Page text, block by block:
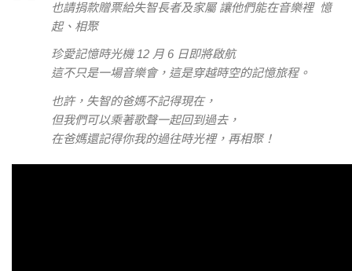
也請捐款贈票給失智長者及家屬 讓他們能在音樂裡 憶
起、相聚
珍愛記憶時光機 12 月 6 日即將啟航
這不只是一場音樂會，這是穿越時空的記憶旅程。
也許，失智的爸媽不記得現在，
但我們可以乘著歌聲一起回到過去，
在爸媽還記得你我的過往時光裡，再相聚！